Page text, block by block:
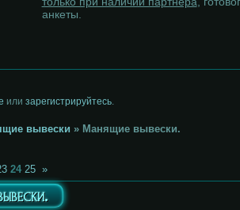
анкеты.
илизарегистрируйтесь
вывески » Манящие вывески.
24 25 »